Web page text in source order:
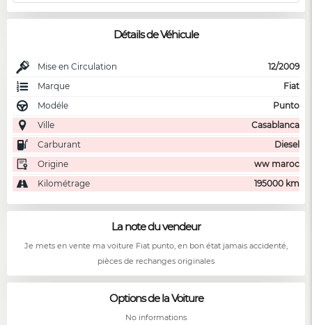
Détails de Véhicule
Mise en Circulation
12/2009
Marque
Fiat
Modéle
Punto
Ville
Casablanca
Carburant
Diesel
Origine
ww maroc
Kilométrage
195000 km
La note du vendeur
Je mets en vente ma voiture Fiat punto, en bon état jamais accidenté,
pièces de rechanges originales
Options de la Voiture
No informations